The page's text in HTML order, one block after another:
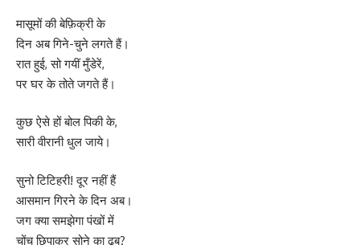
मासूमों की बेफ़िक्री के
दिन अब गिने-चुने लगते हैं।
रात हुई, सो गयीं मुँडेरें,
पर घर के तोते जगते हैं।
कुछ ऐसे हों बोल पिकी के,
सारी वीरानी धुल जाये।
सुनो टिटिहरी! दूर नहीं हैं
आसमान गिरने के दिन अब।
जग क्या समझेगा पंखों में
चोंच छिपाकर सोने का ढब?